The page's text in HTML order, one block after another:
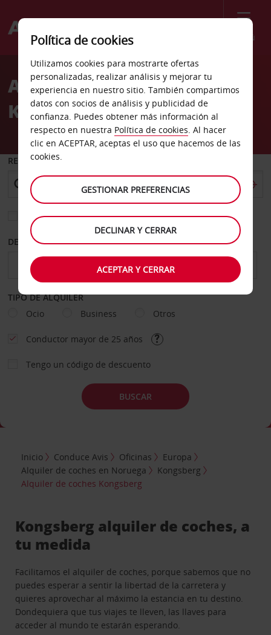
Menú
Welcome
AvisAlquiler de coches
Kongsberg
RECOGER EN
Elegir otra oficina de devolución
DESDE HASTA
TIPO DE ALQUILER
Ocio
Business Otros
Conductor mayor de 25 años
Tengo un código de descuento
BUSCAR
Inicio Conduce Avis Oficinas
Europa
Alquiler de coches en Noruega
Kongsberg
Alquiler de coches Kongsberg
Kongsberg alquiler de coches, a
tu medida
Facilitamos el alquiler de coches, porque sabemos que no
puedes esperar a sentir la libertad de la carretera y
quieres aprovechar al máximo la estancia en tu destino.
Dondequiera que tus viajes te lleven, las llaves para
acceder al mundo te estarán esperando.
Política de cookies
Utilizamos cookies para mostrarte ofertas
personalizadas, realizar análisis y mejorar tu
experiencia en nuestro sitio. También compartimos
datos con socios de análisis y publicidad de
confianza. Puedes obtener más información al
respecto en nuestra Política de cookies. Al hacer
clic en ACEPTAR, aceptas el uso que hacemos de las
cookies.
GESTIONAR PREFERENCIAS
DECLINAR Y CERRAR
ACEPTAR Y CERRAR